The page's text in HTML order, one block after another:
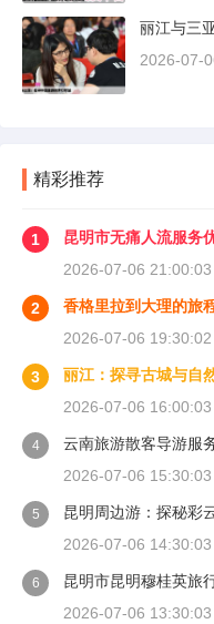
丽江与三
2026-07-
精彩推荐
1
昆明市无痛人流服务
2026-07-06 21:00:03
2
香格里拉到大理的旅
2026-07-06 19:30:02
3
丽江：探寻古城与自
2026-07-06 16:00:03
4
云南旅游散客导游服
2026-07-06 15:30:03
5
昆明周边游：探秘彩
2026-07-06 14:30:03
6
昆明市昆明穆桂英旅
2026-07-06 13:30:03